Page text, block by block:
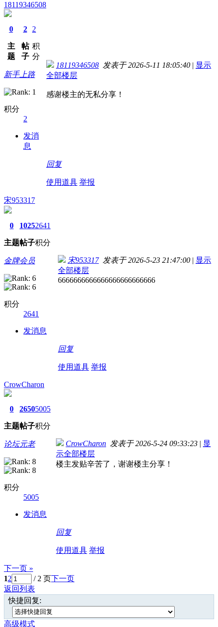
18119346508
0
主
题
2
帖
子
2
积
分
新手上路
积分
2
发消
息
18119346508 发表于 2026-5-11 18:05:40 | 显示
全部楼层
感谢楼主的无私分享！
回复
使用道具 举报
宋953317
0
主题
1025
帖子
2641
积分
金牌会员
积分
2641
发消息
宋953317发表于 2026-5-23 21:47:00 | 显示
全部楼层
6666666666666666666666666
回复
使用道具 举报
CrowCharon
0
主题
2650
帖子
5005
积分
论坛元老
积分
5005
发消息
CrowCharon 发表于 2026-5-24 09:33:23 | 显
示全部楼层
楼主发贴辛苦了，谢谢楼主分享！
回复
使用道具 举报
下一页 »
12 / 2 页下一页
返回列表
快捷回复:
高级模式